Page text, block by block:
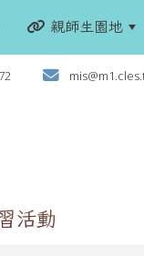
親師生園地
活動